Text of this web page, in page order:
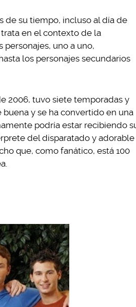
de su tiempo, incluso al día de
en el contexto de la
personajes, uno a uno,
los personajes secundarios
2006, tuvo siete temporadas y
y se ha convertido en una
podría estar recibiendo
del disparatado y adorable
que, como fanático, está 100